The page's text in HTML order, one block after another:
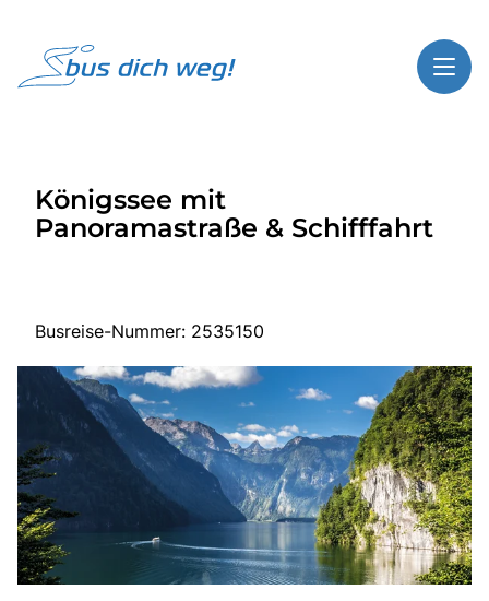
Highlights
Service
Start
Busreisen
Bus mieten
Gutscheinshop
Über bus dich weg!
Radio!
Königssee mit
Panoramastraße & Schifffahrt
Busreise-Nummer: 2535150